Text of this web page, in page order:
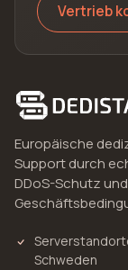
Vertrieb
Europäische
Support durch
DDoS-Schutz
Schweden